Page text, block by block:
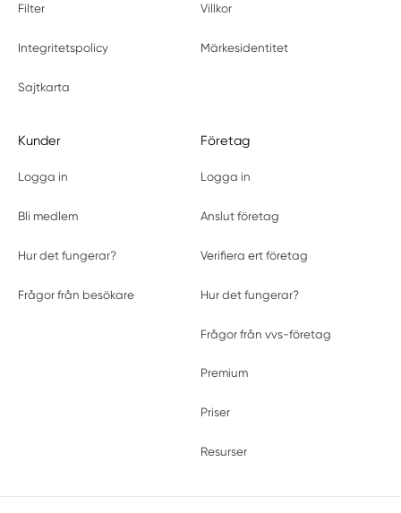
Filter Villkor
Integritetspolicy Märkesidentitet
Sajtkarta
Kunder
Logga in
Bli medlem
Hur det fungerar?
Frågor från besökare
Företag
Logga in
Anslut företag
Verifiera ert företag
Hur det fungerar?
Frågor från vvs-företag
Premium
Priser
Resurser